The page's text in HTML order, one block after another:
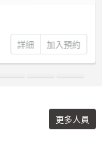
詳細
更多人員